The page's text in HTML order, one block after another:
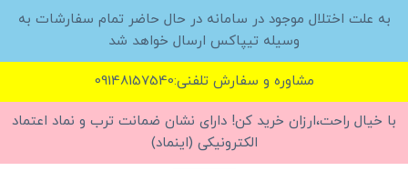
به علت اختلال موجود در سامانه در حال حاضر تمام سفارشات به
وسیله تیپاکس ارسال خواهد شد
مشاوره و سفارش تلفنی:09148157540
با خیال راحت،ارزان خرید کن! دارای نشان ضمانت ترب و نماد اعتماد
الکترونیکی (اینماد)